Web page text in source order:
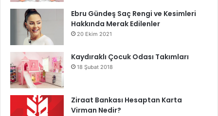
Ebru Gündeş Saç Rengi ve Kesimleri
Hakkında Merak Edilenler
20 Ekim 2021
Kaydıraklı Çocuk Odası Takımları
18 Şubat 2018
Ziraat Bankası Hesaptan Karta
Virman Nedir?